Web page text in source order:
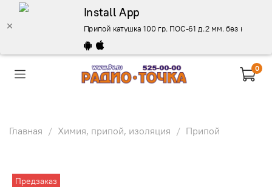
Install App
Припой катушка 100 гр. ПОС-61 д.2 мм. без
0
Главная Химия, припой, изоляция Припой
Предзаказ